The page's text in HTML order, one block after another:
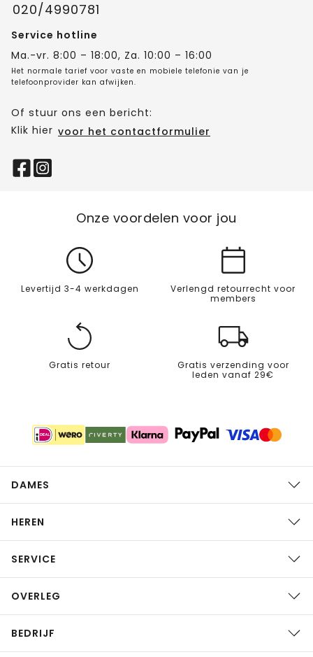
020/4990781
Service hotline
Ma.-vr. 8:00 – 18:00, Za. 10:00 – 16:00
Het normale tarief voor vaste en mobiele telefonie van je
telefoonprovider kan afwijken.
Of stuur ons een bericht:
Klik hier voor het contactformulier
Onze voordelen voor jou
Levertijd 3-4 werkdagen
Verlengd retourrecht voor
members
Gratis retour
Gratis verzending voor
leden vanaf 29€
DAMES
HEREN
SERVICE
OVERLEG
BEDRIJF